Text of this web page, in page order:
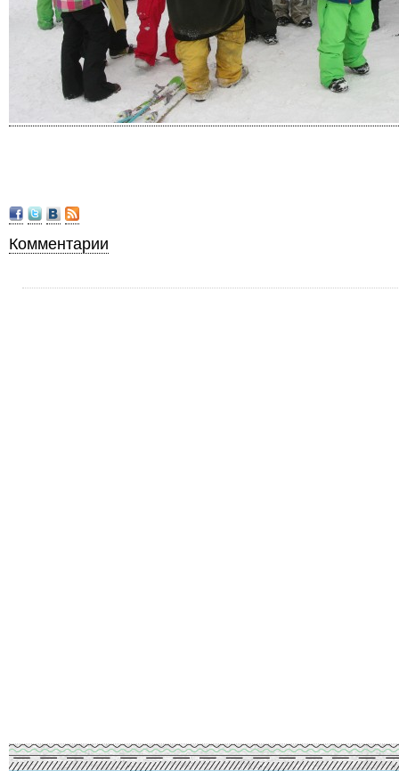
Комментарии